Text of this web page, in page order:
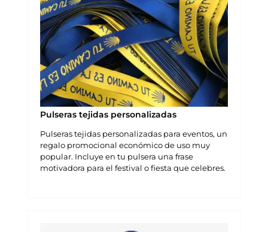
Pulseras tejidas personalizadas
Pulseras tejidas personalizadas para eventos, un
regalo promocional económico de uso muy
popular. Incluye en tu pulsera una frase
motivadora para el festival o fiesta que celebres.